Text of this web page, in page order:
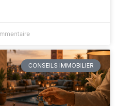
CONSEILS IMMOBILIER